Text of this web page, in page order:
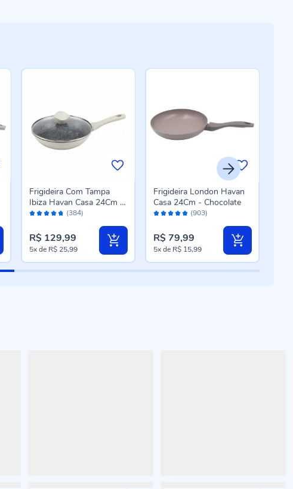
Avaliação: (384)
Frigideira Com Tampa
Ibiza Havan Casa 24Cm -
Baunilha
R$ 129,99
5xde R$ 25,99
Avaliação: (903)
Frigideira London Havan
Casa 24Cm - Chocolate
R$ 79,99
5xde R$ 15,99